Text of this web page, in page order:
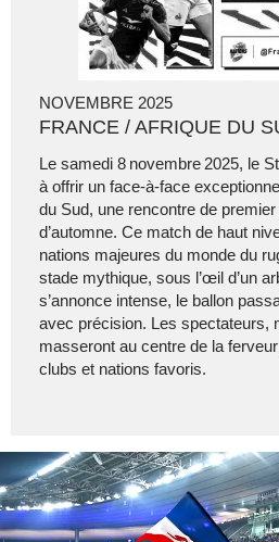
NOVEMBRE 2025
FRANCE / AFRIQUE DU
Le samedi 8 novembre 2025, le
à offrir un face‑à‑face
du Sud, une rencontre de
d’automne. Ce match de haut
nations majeures du monde du
stade mythique, sous l’œil d’un
s’annonce intense, le ballon
avec précision. Les spectateurs,
masseront au centre de la
clubs et nations favoris.